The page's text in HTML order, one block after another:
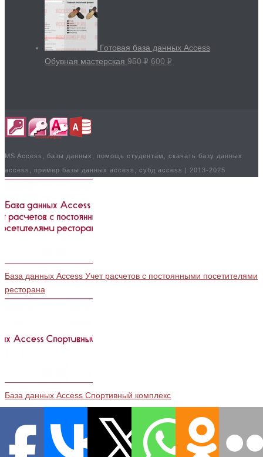
УБ.
УБ.
Готовая база данных Access
Обувная мастерская 950Р 600 Р
MS Access, базы данных, помощь студентам, скачать базу данных
access, пример базы данных access, субд access | 2013-2025
База данных Access Учет расчетов с постоянными посетителями
ресторана
База данных Access Спортивный комплекс
Этот сайт использует cookie для хранения данных. Продолжая
использовать сайт, Вы даете свое согласие на работу с этими